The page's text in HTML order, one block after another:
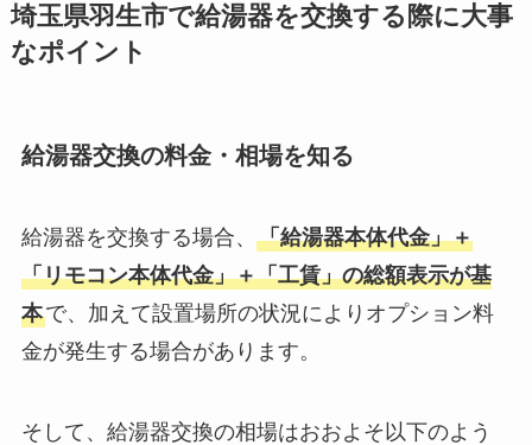
埼玉県羽生市で給湯器を交換する際に大事
なポイント
給湯器交換の料金・相場を知る
給湯器を交換する場合、 「給湯器本体代金」＋
「リモコン本体代金」＋「工賃」の総額表示が基
本で、加えて設置場所の状況によりオプション料
金が発生する場合があります。
そして、給湯器交換の相場はおおよそ以下のよう